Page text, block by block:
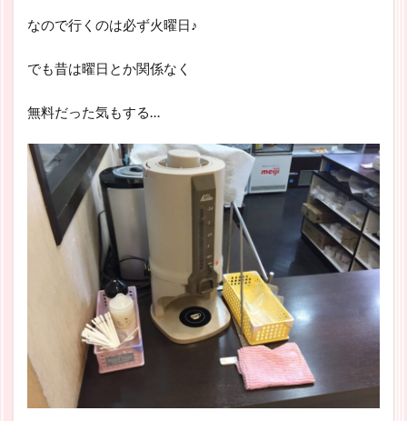
なので行くのは必ず火曜日♪
でも昔は曜日とか関係なく
無料だった気もする…